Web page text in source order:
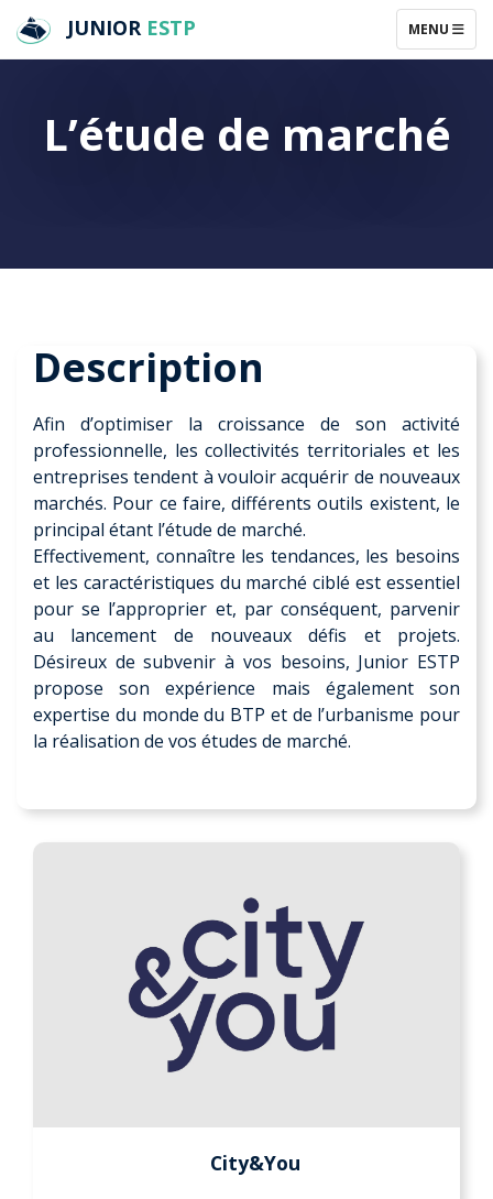
TOGGLE
MENU
JUNIOR ESTP
L’étude de marché
Description
Afin d’optimiser la croissance de son activité
professionnelle, les collectivités territoriales et les
entreprises tendent à vouloir acquérir de nouveaux
marchés. Pour ce faire, différents outils existent, le
principal étant l’étude de marché.
Effectivement, connaître les tendances, les besoins
et les caractéristiques du marché ciblé est essentiel
pour se l’approprier et, par conséquent, parvenir
au lancement de nouveaux défis et projets.
Désireux de subvenir à vos besoins, Junior ESTP
propose son expérience mais également son
expertise du monde du BTP et de l’urbanisme pour
la réalisation de vos études de marché.
City&You